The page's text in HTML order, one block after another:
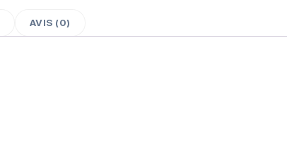
AVIS (0)